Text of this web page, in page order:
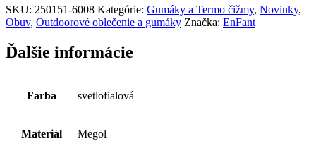
SKU: 250151-6008 Kategórie: Gumáky a Termo čižmy, Novinky,
Obuv, Outdoorové oblečenie a gumáky Značka: EnFant
Ďalšie informácie
Farba svetlofialová
Materiál Megol